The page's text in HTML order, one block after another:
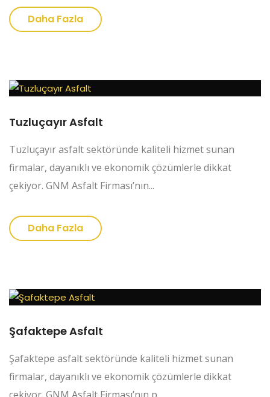
Daha Fazla
Tuzluçayır Asfalt
Tuzluçayır asfalt sektöründe kaliteli hizmet sunan
firmalar, dayanıklı ve ekonomik çözümlerle dikkat
çekiyor. GNM Asfalt Firması’nın...
Daha Fazla
Şafaktepe Asfalt
Şafaktepe asfalt sektöründe kaliteli hizmet sunan
firmalar, dayanıklı ve ekonomik çözümlerle dikkat